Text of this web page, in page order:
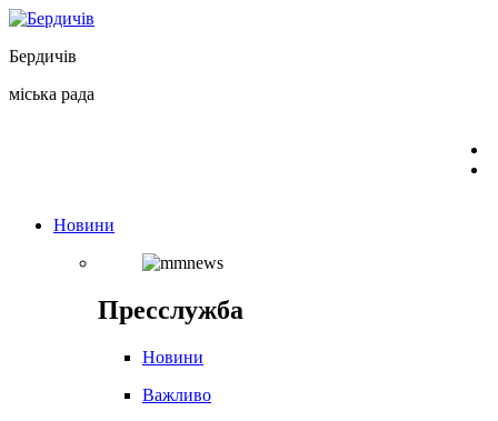
Перейти
вмісту
Бердичів
міська рада
Новини
Пресслужба
Новини
Важливо